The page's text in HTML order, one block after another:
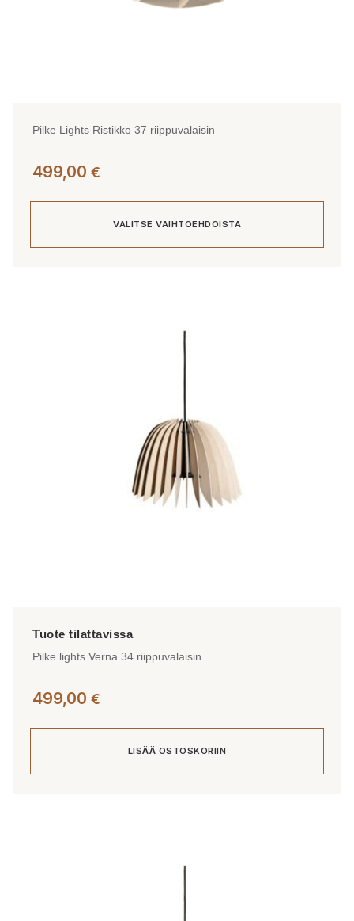
Pilke Lights Ristikko 37 riippuvalaisin
499,00 €
VALITSE VAIHTOEHDOISTA
Pilke lights Verna 34 riippuvalaisin
499,00 €
LISÄÄ OSTOSKORIIN